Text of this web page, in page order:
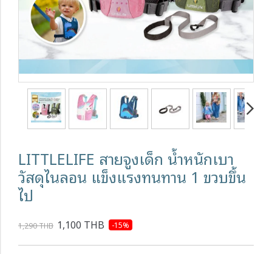
LITTLELIFE สายจูงเด็ก น้ำหนักเบา
วัสดุไนลอน แข็งแรงทนทาน 1 ขวบขึ้น
ไป
1,290 THB 1,100 THB -15%